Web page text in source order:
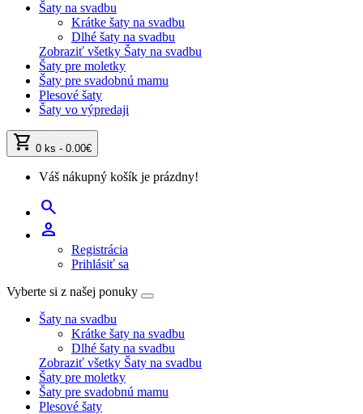
Šaty na svadbu
Krátke šaty na svadbu
Dlhé šaty na svadbu
Zobraziť všetky Šaty na svadbu
Šaty pre moletky
Šaty pre svadobnú mamu
Plesové šaty
Šaty vo výpredaji
shopping_cart 0 ks - 0.00€
Váš nákupný košík je prázdny!
search
person
Registrácia
Prihlásiť sa
Vyberte si z našej ponuky
Šaty na svadbu
Krátke šaty na svadbu
Dlhé šaty na svadbu
Zobraziť všetky Šaty na svadbu
Šaty pre moletky
Šaty pre svadobnú mamu
Plesové šaty